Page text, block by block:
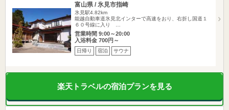
富山県 / 氷見市指崎
氷見駅4.82km
能越自動車道氷見北インターで高速をおり、右折し国道１
６０号線に入り …
営業時間 9:00～20:00
入浴料金 700円～
日帰り 宿泊 サウナ
楽天トラベルの宿泊プランを見る